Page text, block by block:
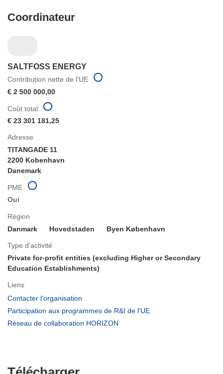
Coordinateur
SALTFOSS ENERGY
Contribution nette de l'UE
€ 2 500 000,00
Adresse
TITANGADE 11
2200 Kobenhavn
Danemark
PME
Oui
Région
Danmark
Hovedstaden Byen København
Type d’activité
Private for-profit entities (excluding Higher or Secondary
Education Establishments)
Liens
Contacter l’organisation
dans
Participation aux programmes de R&I de l'UE
Réseau de collaboration HORIZON
Coût total
€ 23 301 181,25